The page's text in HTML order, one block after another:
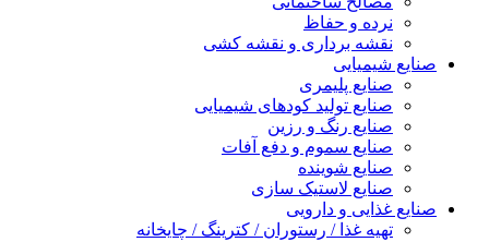
نرده و حفاظ
نقشه برداری و نقشه کشی
صنایع شیمیایی
صنایع پلیمری
صنایع تولید کودهای شیمیایی
صنایع رنگ و رزین
صنایع سموم و دفع آفات
صنایع شوینده
صنایع لاستیک سازی
صنایع غذایی و دارویی
تهیه غذا / رستوران / کترینگ / چایخانه